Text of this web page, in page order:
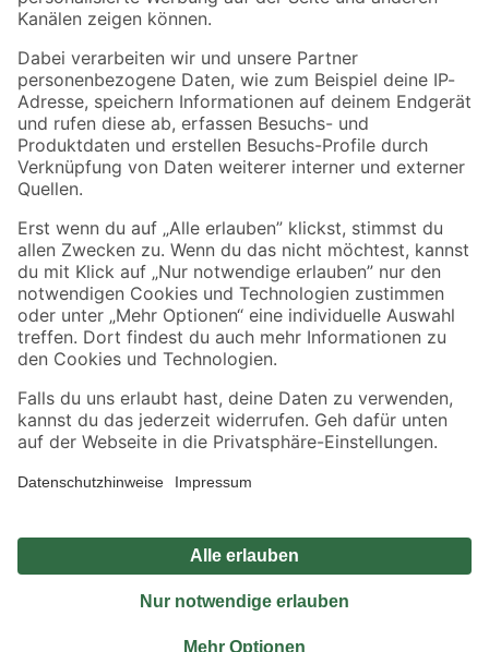
Folge uns
Zahlungsarten Versandarten
Sicher einkaufen
Jetzt die toom-App herunterladen
Alle Preisangaben in EUR inkl. gesetzl. MwSt.. Die dargestellten Angebote sind unter
Umständen nicht in allen Märkten verfügbar. Die angegebenen Verfügbarkeiten beziehen
Produkte nur solange der Vorrat reicht.
*Paketversand ab 59 € versandkostenfrei, gilt nicht für Artikel mit Speditionsversand, hier
Privatsphäre Impressum
Nutzungsbedingungen
Widerrufsrecht
Vertrag widerrufen